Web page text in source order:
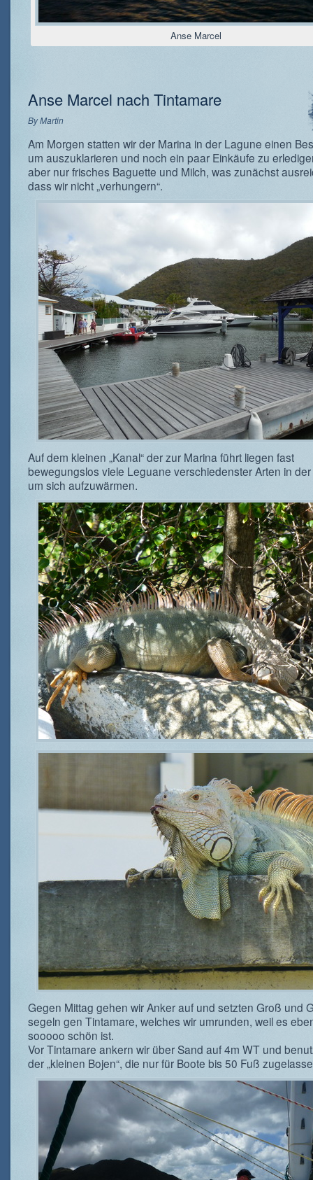
Anse Marcel
Anse Marcel nach Tintamare
ByMartin
Am Morgen statten wir der Marina in der Lagune einen
um auszuklarieren und noch ein paar Einkäufe zu
aber nur frisches Baguette und Milch, was zunächst
dass wir nicht „verhungern“.
Auf dem kleinen „Kanal“ der zur Marina führt liegen fast
bewegungslos viele Leguane verschiedenster Arten in
um sich aufzuwärmen.
Gegen Mittag gehen wir Anker auf und setzten Groß und
segeln gen Tintamare, welches wir umrunden, weil es
sooooo schön ist.
Vor Tintamare ankern wir über Sand auf 4m WT und
der „kleinen Bojen“, die nur für Boote bis 50 Fuß